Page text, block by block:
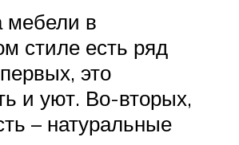
в
стиле есть ряд
это
и уют. Во-вторых,
– натуральные